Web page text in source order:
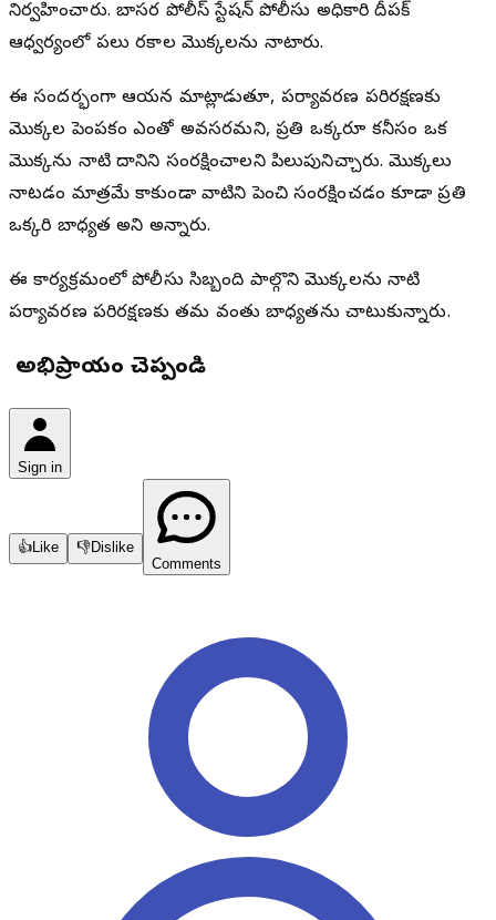
నిర్వహించారు. బాసర పోలీస్ స్టేషన్ పోలీసు అధికారి దీపక్
ఆధ్వర్యంలో పలు రకాల మొక్కలను నాటారు.
ఈ సందర్భంగా ఆయన మాట్లాడుతూ, పర్యావరణ పరిరక్షణకు
మొక్కల పెంపకం ఎంతో అవసరమని, ప్రతి ఒక్కరూ కనీసం ఒక
మొక్కను నాటి దానిని సంరక్షించాలని పిలుపునిచ్చారు. మొక్కలు
నాటడం మాత్రమే కాకుండా వాటిని పెంచి సంరక్షించడం కూడా ప్రతి
ఒక్కరి బాధ్యత అని అన్నారు.
ఈ కార్యక్రమంలో పోలీసు సిబ్బంది పాల్గొని మొక్కలను నాటి
పర్యావరణ పరిరక్షణకు తమ వంతు బాధ్యతను చాటుకున్నారు.
మీ అభిప్రాయం చెప్పండి
Sign in
👍Like 👎Dislike
Comments